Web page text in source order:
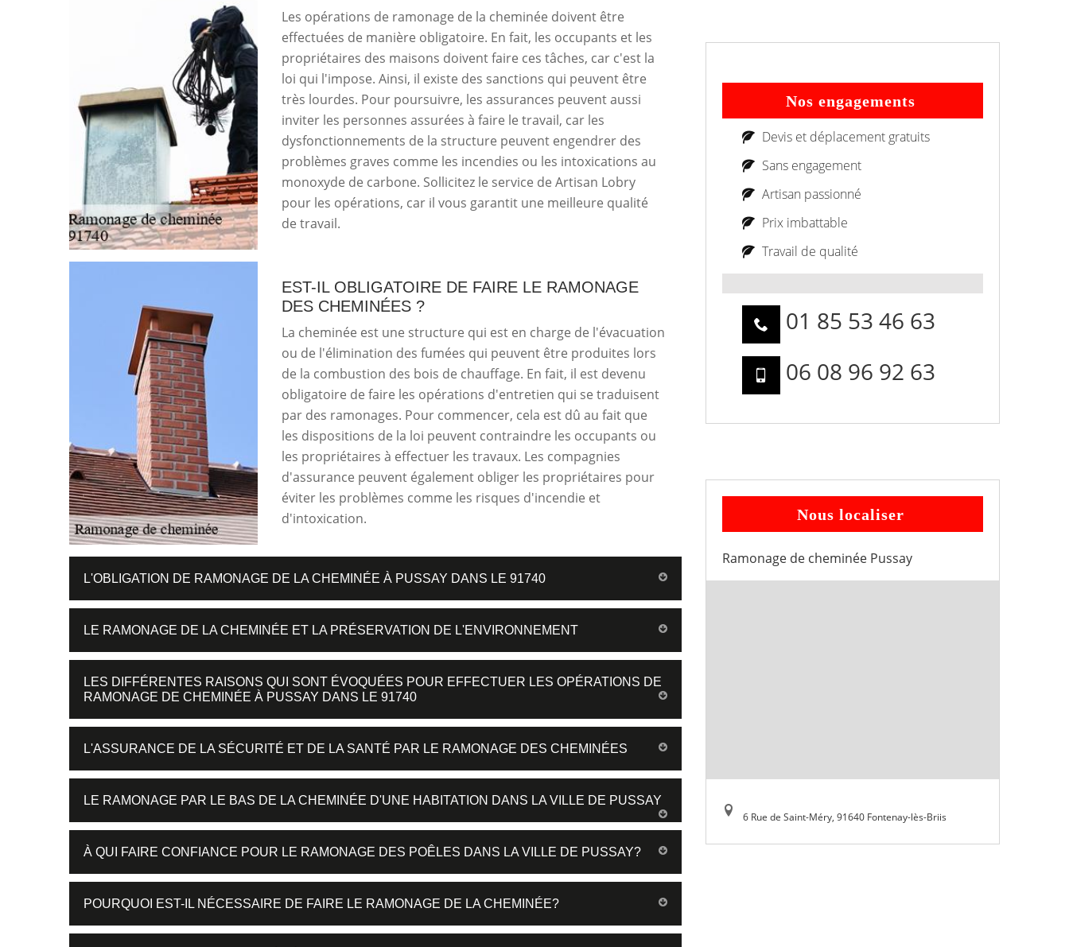
Les opérations de ramonage de la cheminée doivent être
effectuées de manière obligatoire. En fait, les occupants et les
propriétaires des maisons doivent faire ces tâches, car c'est la
loi qui l'impose. Ainsi, il existe des sanctions qui peuvent être
très lourdes. Pour poursuivre, les assurances peuvent aussi
inviter les personnes assurées à faire le travail, car les
dysfonctionnements de la structure peuvent engendrer des
problèmes graves comme les incendies ou les intoxications au
monoxyde de carbone. Sollicitez le service de Artisan Lobry
pour les opérations, car il vous garantit une meilleure qualité
de travail.
EST-IL OBLIGATOIRE DE FAIRE LE RAMONAGE
DES CHEMINÉES ?
La cheminée est une structure qui est en charge de l'évacuation
ou de l'élimination des fumées qui peuvent être produites lors
de la combustion des bois de chauffage. En fait, il est devenu
obligatoire de faire les opérations d'entretien qui se traduisent
par des ramonages. Pour commencer, cela est dû au fait que
les dispositions de la loi peuvent contraindre les occupants ou
les propriétaires à effectuer les travaux. Les compagnies
d'assurance peuvent également obliger les propriétaires pour
éviter les problèmes comme les risques d'incendie et
d'intoxication.
L'OBLIGATION DE RAMONAGE DE LA CHEMINÉE À PUSSAY DANS LE 91740
LE RAMONAGE DE LA CHEMINÉE ET LA PRÉSERVATION DE L'ENVIRONNEMENT
LES DIFFÉRENTES RAISONS QUI SONT ÉVOQUÉES POUR EFFECTUER LES OPÉRATIONS DE
RAMONAGE DE CHEMINÉE À PUSSAY DANS LE 91740
L'ASSURANCE DE LA SÉCURITÉ ET DE LA SANTÉ PAR LE RAMONAGE DES CHEMINÉES
LE RAMONAGE PAR LE BAS DE LA CHEMINÉE D'UNE HABITATION DANS LA VILLE DE PUSSAY
À QUI FAIRE CONFIANCE POUR LE RAMONAGE DES POÊLES DANS LA VILLE DE PUSSAY?
POURQUOI EST-IL NÉCESSAIRE DE FAIRE LE RAMONAGE DE LA CHEMINÉE?
Nos engagements
Devis et déplacement gratuits
Sans engagement
Artisan passionné
Prix imbattable
Travail de qualité
01 85 53 46 63
06 08 96 92 63
Nous localiser
Ramonage de cheminée Pussay
6 Rue de Saint-Méry, 91640 Fontenay-lès-Briis